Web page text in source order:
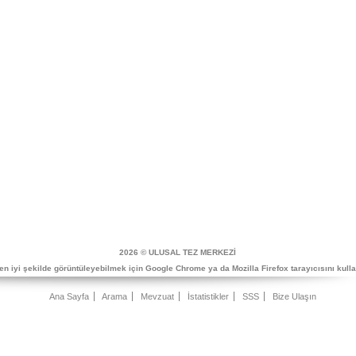
2026 © ULUSAL TEZ MERKEZİ
iyi şekilde görüntüleyebilmek için Google Chrome ya da Mozilla Firefox tarayıcısını
Ana Sayfa Arama Mevzuat İstatistikler SSS Bize Ulaşın